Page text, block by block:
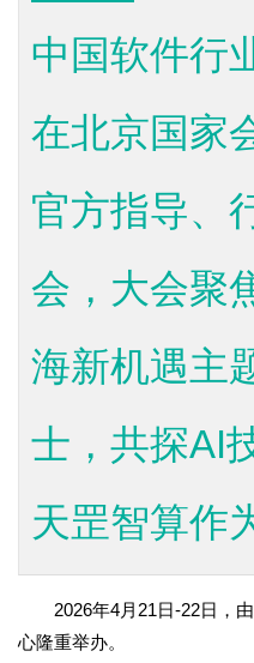
中国软件行
在北京国家
官方指导、
会，大会聚
海新机遇主
士，共探AI
天罡智算作
2026年4月21日-22日，
心隆重举办。